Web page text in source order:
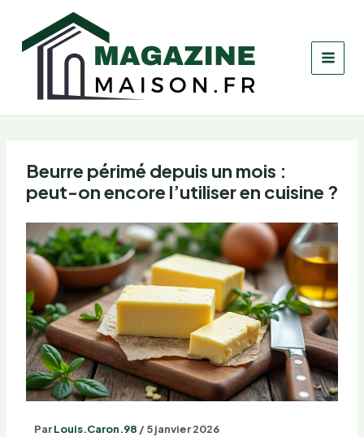
contenu
Beurre périmé depuis un mois :
peut-on encore l’utiliser en cuisine ?
ParLouis.Caron.98 /5 janvier 2026